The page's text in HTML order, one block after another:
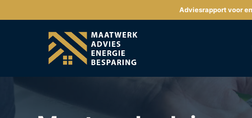
naar
Adviesrapport voor